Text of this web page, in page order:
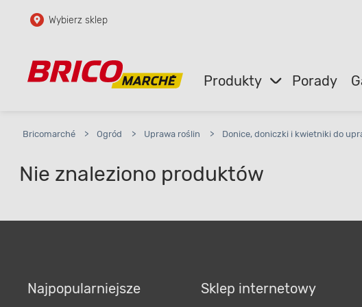
Przejdź do głównej zawartości
Przejdź do wyszukiwarki
Wybierz sklep
Produkty Porady
Bricomarché > Ogród > Uprawa roślin > Donice, doniczki i kwietniki do
Nie znaleziono produktów
Najpopularniejsze Sklep internetowy